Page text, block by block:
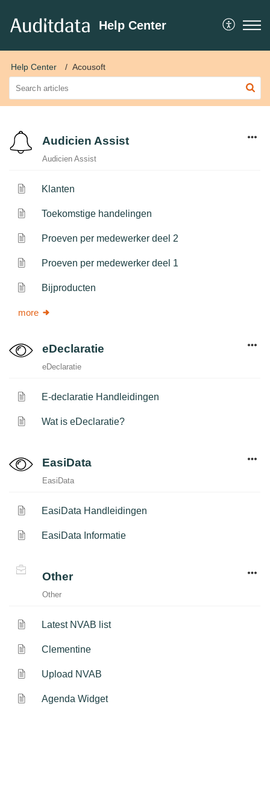
Help Center
Help Center Acousoft
Audicien Assist
Audicien Assist
Klanten
Toekomstige handelingen
Proeven per medewerker deel 2
Proeven per medewerker deel 1
Bijproducten
more
eDeclaratie
eDeclaratie
E-declaratie Handleidingen
Wat is eDeclaratie?
EasiData
EasiData
EasiData Handleidingen
EasiData Informatie
Other
Other
Latest NVAB list
Clementine
Upload NVAB
Agenda Widget